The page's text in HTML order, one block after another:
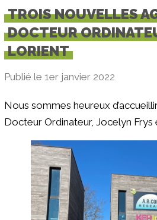
TROIS NOUVELLES
DOCTEUR
LORIENT
Publié le 1er janvier 2022
Nous sommes heureux
Docteur Ordinateur, Jocelyn